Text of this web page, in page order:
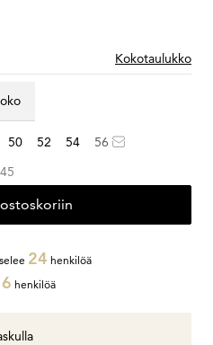
Kokotaulukko
50 52 54
56
ostoskoriin
24 henkilöä
6 henkilöä